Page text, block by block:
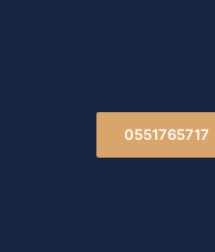
0551765717